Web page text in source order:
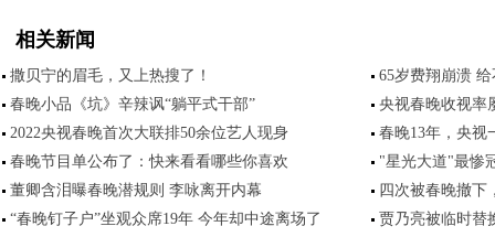
相关新闻
撒贝宁的眉毛，又上热搜了！
65岁费翔崩溃
春晚小品《坑》辛辣讽“躺平式干部”
央视春晚收视率
2022央视春晚首次大联排50余位艺人现身
春晚13年，央视
春晚节目单公布了：快来看看哪些你喜欢
"星光大道"最惨
董卿含泪曝春晚潜规则 李咏离开内幕
四次被春晚撤下
“春晚钉子户”坐观众席19年 今年却中途离场了
贾乃亮被临时替